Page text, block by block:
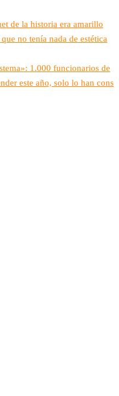
de la historia era amarillo
no tenía nada de estética
1.000 funcionarios de
este año, solo lo han cons